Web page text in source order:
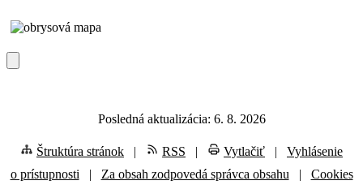
Posledná aktualizácia: 6. 8. 2026
Štruktúra stránok | RSS | Vytlačiť |
Vyhlásenie
o prístupnosti
| Za obsah zodpovedá správca obsahu |
Cookies